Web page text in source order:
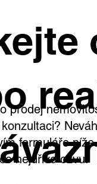
a
využití
prodej
formuláře
nejdříve ozvu.